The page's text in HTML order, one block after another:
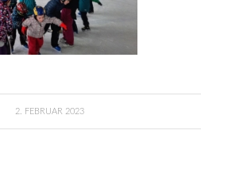
2. FEBRUAR 2023